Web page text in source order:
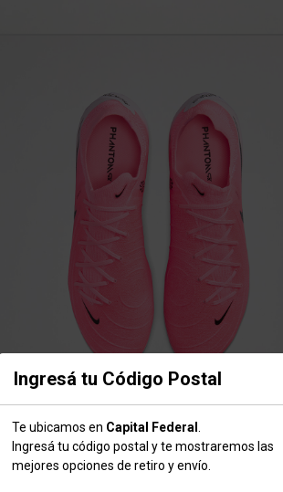
Ingresá tu Código Postal
Te ubicamos en Capital Federal
Ingresá tu código postal y te mostraremos las
mejores opciones de retiro y envío.